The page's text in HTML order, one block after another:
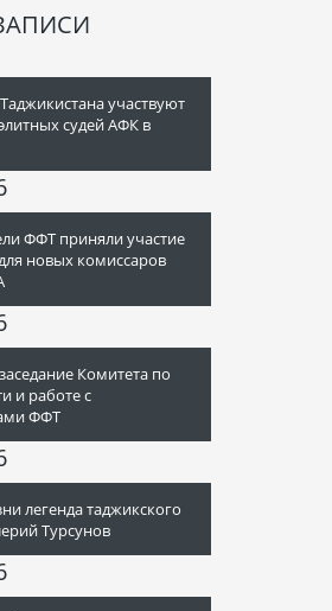
участвуют
судей АФК в
ФФТ приняли участие
новых комиссаров
Комитета по
и работе с
ФФТ
легенда таджикского
Турсунов